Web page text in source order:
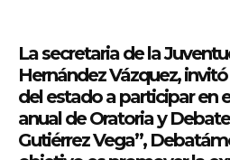
La secretaria de la
Hernández Vázquez,
del estado a participar en
anual de Oratoria y
Gutiérrez Vega”,